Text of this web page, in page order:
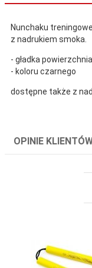
Nunchaku
z nadrukiem smoka.
- gładka powierzchnia
- koloru czarnego
dostępne także z
OPINIE